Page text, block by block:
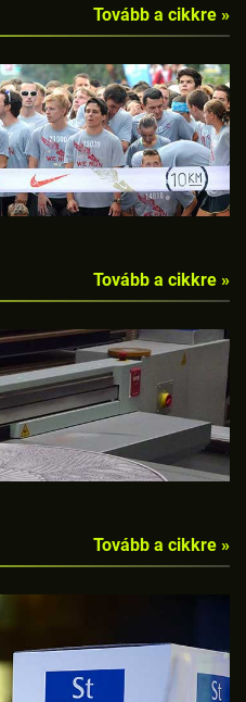
Tovább a cikkre »
Tovább a cikkre »
Tovább a cikkre »